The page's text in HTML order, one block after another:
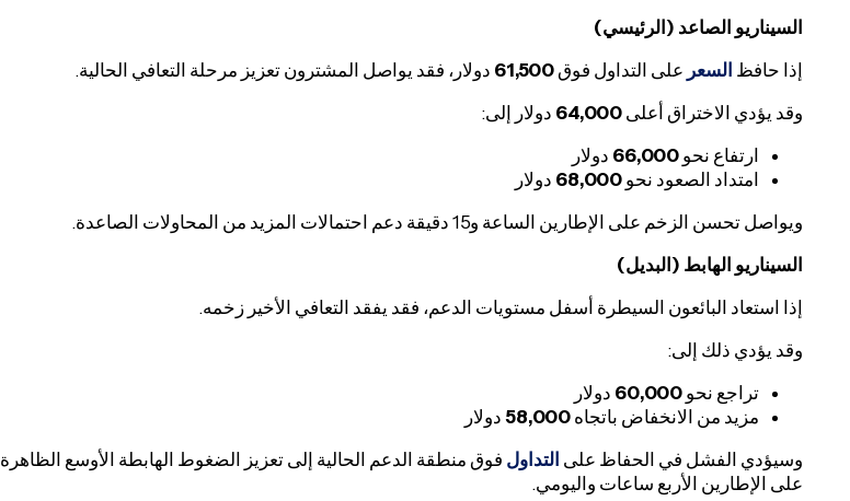
السيناريو الصاعد (الرئيسي)
إذا حافظ السعر على التداول فوق 61,500 دولار، فقد يواصل المشترون تعزيز مرحلة التعافي الحالية.
وقد يؤدي الاختراق أعلى 64,000 دولار إلى:
ارتفاع نحو 66,000 دولار
امتداد الصعود نحو 68,000 دولار
ويواصل تحسن الزخم على الإطارين الساعة و15 دقيقة دعم احتمالات المزيد من المحاولات الصاعدة.
السيناريو الهابط (البديل)
إذا استعاد البائعون السيطرة أسفل مستويات الدعم، فقد يفقد التعافي الأخير زخمه.
وقد يؤدي ذلك إلى:
تراجع نحو 60,000 دولار
مزيد من الانخفاض باتجاه 58,000دولار
وسيؤدي الفشل في الحفاظ على التداول فوق منطقة الدعم الحالية إلى تعزيز الضغوط الهابطة الأوسع الظاهرة
على الإطارين الأربع ساعات واليومي.